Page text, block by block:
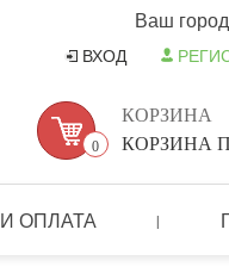
Ваш город
ВХОД
0
КОРЗИНА
КОРЗИНА
ОПЛАТА |